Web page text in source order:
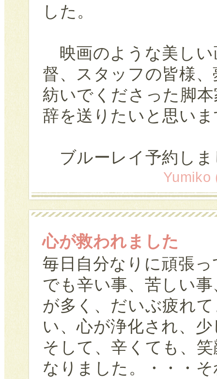
した。
映画のような美しい
督、スタッフの皆様
紡いでくださった脚
辞を送りたいと思い
ブルーレイ予約しま
心が救われました
毎日自分なりに頑張
でも辛い事、苦しい
が多く、だいぶ疲れ
い、心が浄化され、
そして、辛くても、
なりました。・・・